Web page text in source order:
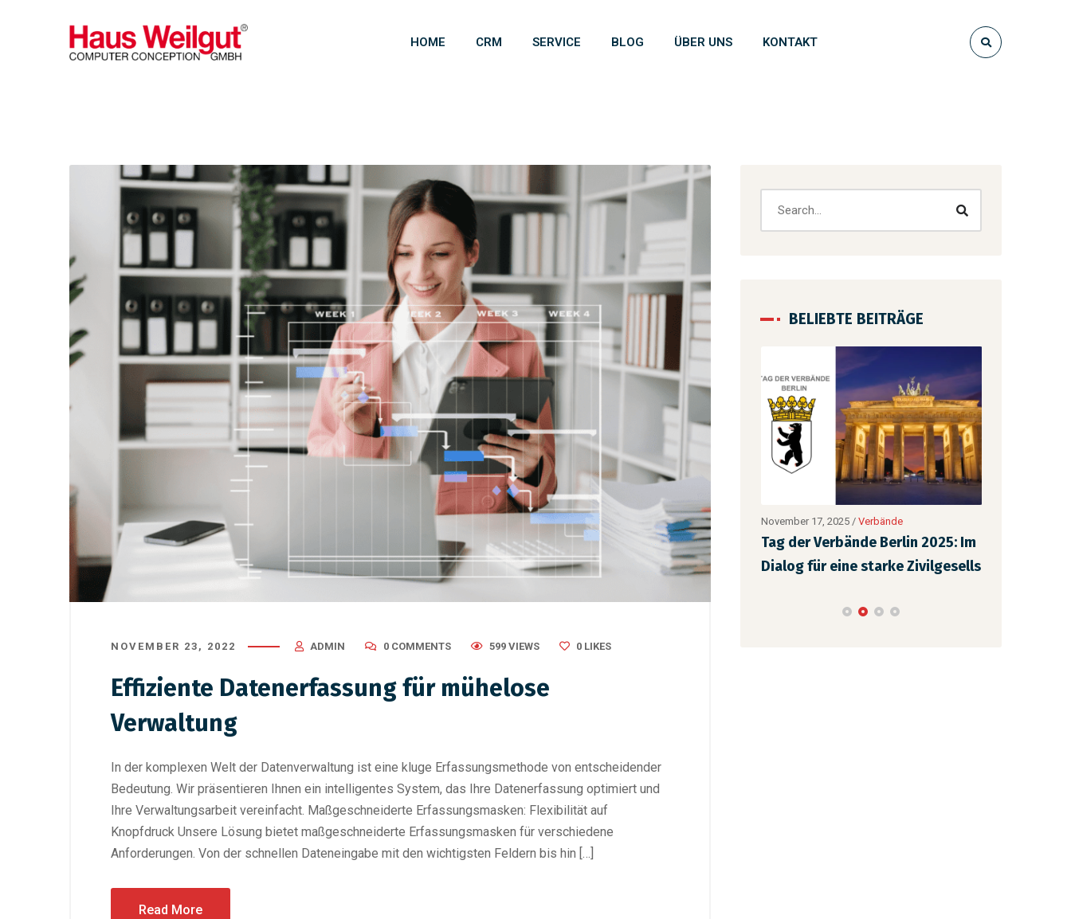
HOME CRM SERVICE BLOG ÜBER UNS KONTAKT
NOVEMBER 23, 2022 ADMIN 0 COMMENTS 599 VIEWS 0 LIKES
Effiziente Datenerfassung für mühelose
Verwaltung
In der komplexen Welt der Datenverwaltung ist eine kluge Erfassungsmethode von entscheidender
Bedeutung. Wir präsentieren Ihnen ein intelligentes System, das Ihre Datenerfassung optimiert und
Ihre Verwaltungsarbeit vereinfacht. Maßgeschneiderte Erfassungsmasken: Flexibilität auf
Knopfdruck Unsere Lösung bietet maßgeschneiderte Erfassungsmasken für verschiedene
Anforderungen. Von der schnellen Dateneingabe mit den wichtigsten Feldern bis hin […]
Read More
BELIEBTE BEITRÄGE
August 29, 2025/Verbände
Neu im Amt – und gleich
mitten im Excel-Chaos
Die Bedeutung von Verbänden in
Deutschland: Einfluss, Relevanz
February 27, 2026 Uncategorized
Tag der Verbände 2026 in
Stuttgart – Weilgut Verband
November 17, 2025 /Verbände
Tag der Verbände Berlin 2025: Im
Dialog für eine starke Zivilgesells